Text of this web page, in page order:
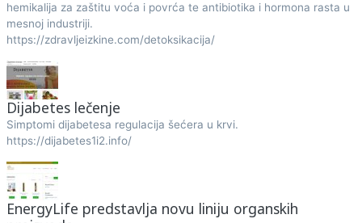
hemikalija za zaštitu voća i povrća te antibiotika i hormona rasta u
mesnoj industriji.
https://zdravljeizkine.com/detoksikacija/
Dijabetes lečenje
Simptomi dijabetesa regulacija šećera u krvi.
https://dijabetes1i2.info/
EnergyLife predstavlja novu liniju organskih